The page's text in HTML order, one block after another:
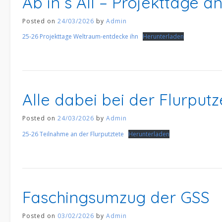
Posted on 24/03/2026 by Admin
25-26 Projekttage Weltraum-entdecke ihn
Herunterladen
Alle dabei bei der
Posted on 24/03/2026 by Admin
25-26 Teilnahme an der Flurputztete
Herunterladen
Faschingsumzug der GSS
Posted on 03/02/2026 by Admin